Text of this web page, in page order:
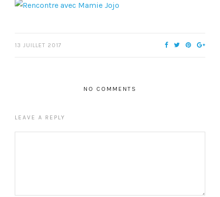
13 JUILLET 2017
NO COMMENTS
LEAVE A REPLY